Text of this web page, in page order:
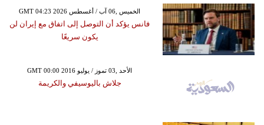
GMT 04:23 2026 الخميس ,06 آب / أغسطس
فانس يؤكد أن التوصل إلى اتفاق مع إيران لن
يكون سريعًا
GMT 00:00 2016 الأحد ,03 تموز / يوليو
جلاش باليوسيفي والكريمة